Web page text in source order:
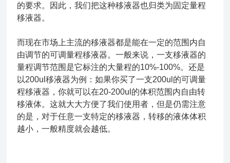
的要求。因此，我们把这种移液器也归类为固定量程
移液器。
而现在市场上主流的移液器都是能在一定的范围内自
由调节的可调量程移液器。一般来说，一支移液器的
量程调节范围是它标注的大量程的10%-100%。还是
以200ul移液器为例：如果你买了一支200ul的可调量
程移液器，你就可以在20-200ul的体积范围内自由转
移液体。这就大大方便了我们使用者，但是仍需注意
的是，对于任意一支特定的移液器，转移的液体体积
越小，一般精度就会越低。